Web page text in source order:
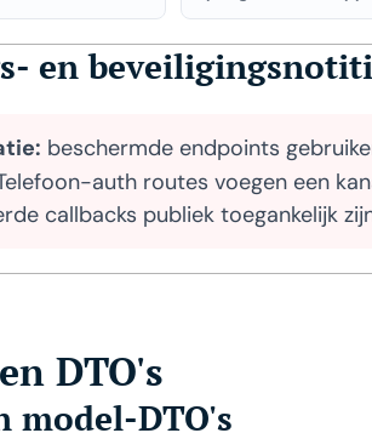
en
beschermde endpoints
auth routes voegen een
callbacks publiek toegankelijk
DTO's
model-DTO's